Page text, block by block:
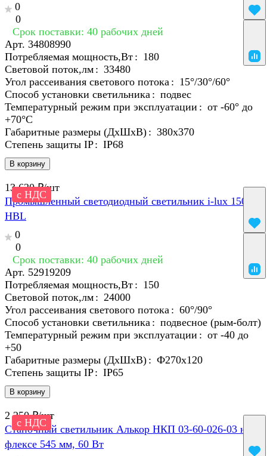
0
0
Срок поставки: 40 рабочих дней
Арт. 34808990
В корзину
Потребляемая мощность,Вт : 180
Световой поток,лм : 33480
Угол рассеивания светового потока : 15°/30°/60°
Способ установки светильника : подвес
Температурный режим при эксплуатации : от -60° до
+70°C
Габаритные размеры (ДхШхВ) : 380x370
Степень защиты IP : IP68
с НДС
13 620 ₽/шт
Промышленный светодиодный светильник i-lux 150
HBL
0
0
Срок поставки: 40 рабочих дней
Арт. 52919209
В корзину
Потребляемая мощность,Вт : 150
Световой поток,лм : 24000
Угол рассеивания светового потока : 60°/90°
Способ установки светильника : подвесное (рым-болт)
Температурный режим при эксплуатации : от -40 до
+50
Габаритные размеры (ДхШхВ) : Ф270х120
Степень защиты IP : IP65
с НДС
2 250 ₽/шт
Станочный светильник Алькор НКП 03-60-026-03 на
флексе 545 мм, 60 Вт